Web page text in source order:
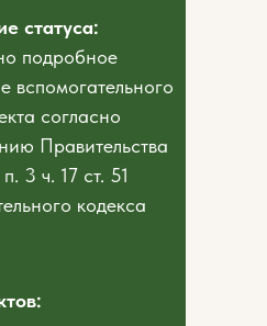
статуса:
подробное
вспомогательного
согласно
Правительства
3 ч. 17 ст. 51
кодекса